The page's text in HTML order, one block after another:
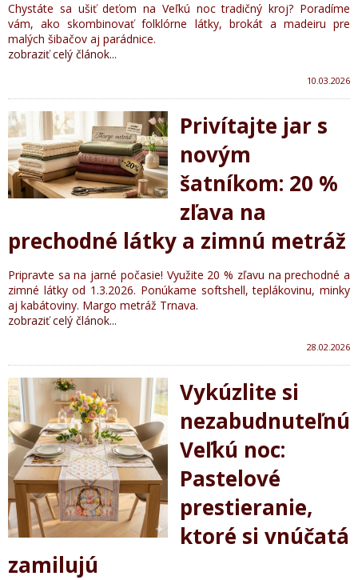
Chystáte sa ušiť deťom na Veľkú noc tradičný kroj? Poradíme
vám, ako skombinovať folklórne látky, brokát a madeiru pre
malých šibačov aj parádnice.
zobraziť celý článok...
10.03.2026
Privítajte jar s
novým
šatníkom: 20 %
zľava na
prechodné látky a zimnú metráž
Pripravte sa na jarné počasie! Využite 20 % zľavu na prechodné a
zimné látky od 1.3.2026. Ponúkame softshell, teplákovinu, minky
aj kabátoviny. Margo metráž Trnava.
zobraziť celý článok...
28.02.2026
Vykúzlite si
nezabudnuteľnú
Veľkú noc:
Pastelové
prestieranie,
ktoré si vnúčatá
zamilujú